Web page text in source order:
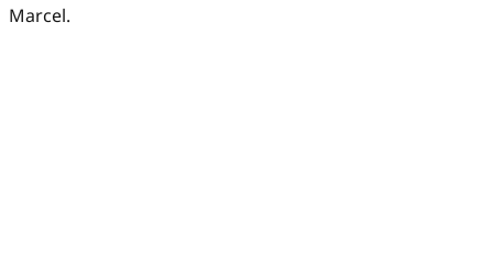
Marcel.